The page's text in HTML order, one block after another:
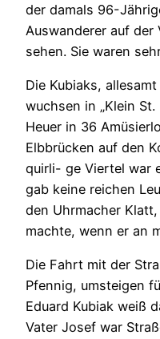
der damals 96-
Auswanderer auf der
sehen. Sie waren
Die Kubiaks,
wuchsen in „Klein St.
Heuer in 36
Elbbrücken auf den
quirli- ge Viertel war
gab keine reichen
den Uhrmacher
machte, wenn er an
Die Fahrt mit der
Pfennig, umsteigen
Eduard Kubiak weiß
Vater Josef war